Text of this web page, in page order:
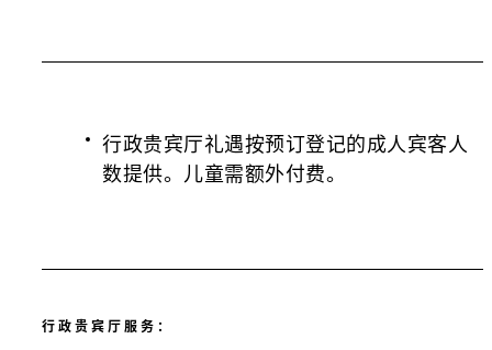
行政贵宾厅礼遇按预订登记的成人宾客人
数提供。儿童需额外付费。
行政贵宾厅服务：